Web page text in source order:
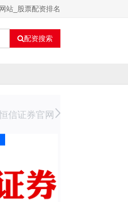
站_股票配资排名
配资搜索
信证券官网